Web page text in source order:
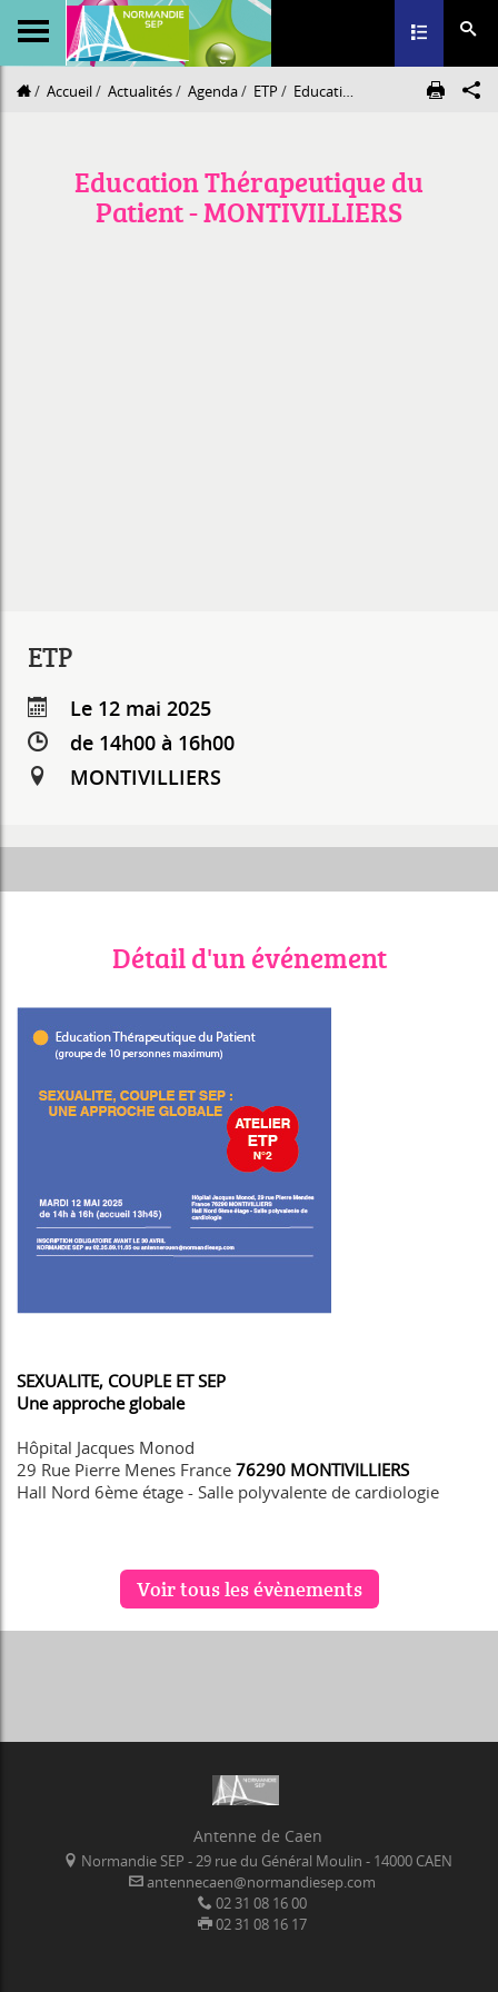
Toggle
Accueil Actualités Agenda ETP Education Thérapeutique du Patient - MONTIVILLIERS
Education Thérapeutique du
Patient - MONTIVILLIERS
ETP
Le 12 mai 2025
de 14h00 à 16h00
MONTIVILLIERS
Détail d'un événement
SEXUALITE, COUPLE ET SEP
Une approche globale
Hôpital Jacques Monod
29 Rue Pierre Menes France 76290 MONTIVILLIERS
Hall Nord 6ème étage - Salle polyvalente de cardiologie
Voir tous les évènements
Antenne de Caen
Normandie SEP - 29 rue du Général Moulin - 14000 CAEN
antennecaen@normandiesep.com
02 31 08 16 00
02 31 08 16 17